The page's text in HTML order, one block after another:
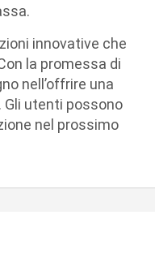
innovative che
la promessa di
nell’offrire una
Gli utenti possono
nel prossimo